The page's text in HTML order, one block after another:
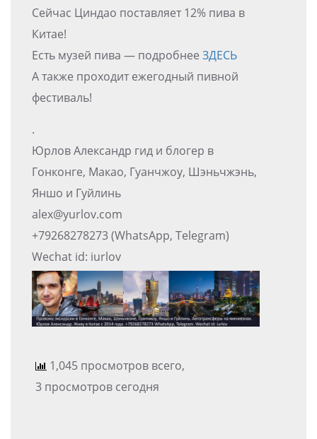
Сейчас Циндао поставляет 12% пива в
Китае!
Есть музей пива — подробнее ЗДЕСЬ
А также проходит ежегодный пивной
фестиваль!
.
Юрлов Александр гид и блогер в
Гонконге, Макао, Гуанчжоу, Шэньчжэнь,
Яншо и Гуйлинь
alex@yurlov.com
+79268278273 (WhatsApp, Telegram)
Wechat id: iurlov
1,045 просмотров всего,
3 просмотров сегодня